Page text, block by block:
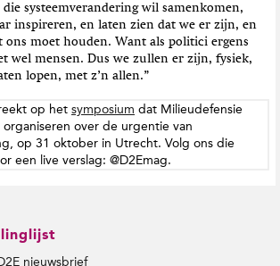
systeemverandering wil samenkomen,
inspireren, en laten zien dat we er zijn, en
ons moet houden. Want als politici ergens
wel mensen. Dus we zullen er zijn, fysiek,
lopen, met z’n allen.”
op het symposium dat Milieudefensie
over de urgentie van
op 31 oktober in Utrecht. Volg ons die
een live verslag: @D2Emag.
nieuwsbrief